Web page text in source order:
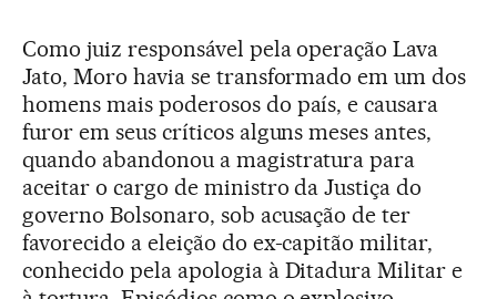
Como juiz responsável pela operação Lava
Jato, Moro havia se transformado em um dos
homens mais poderosos do país, e causara
furor em seus críticos alguns meses antes,
quando abandonou a magistratura para
aceitar o cargo de ministro da Justiça do
governo Bolsonaro, sob acusação de ter
favorecido a eleição do ex-capitão militar,
conhecido pela apologia à Ditadura Militar e